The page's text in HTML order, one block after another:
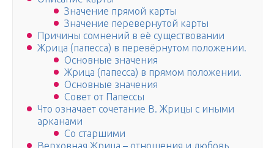
Значение прямой карты
Значение перевернутой карты
Причины сомнений в её существовании
Жрица (папесса) в перевёрнутом положении.
Основные значения
Жрица (папесса) в прямом положении.
Основные значения
Совет от Папессы
Что означает сочетание В. Жрицы с иными
арканами
Со старшими
Верховная Жрица – отношения и любовь